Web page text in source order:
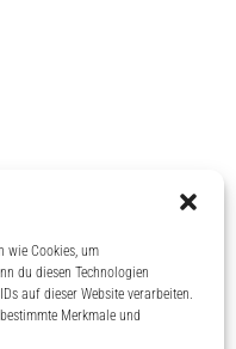
wie Cookies, um
du diesen Technologien
auf dieser Website verarbeiten.
Merkmale und